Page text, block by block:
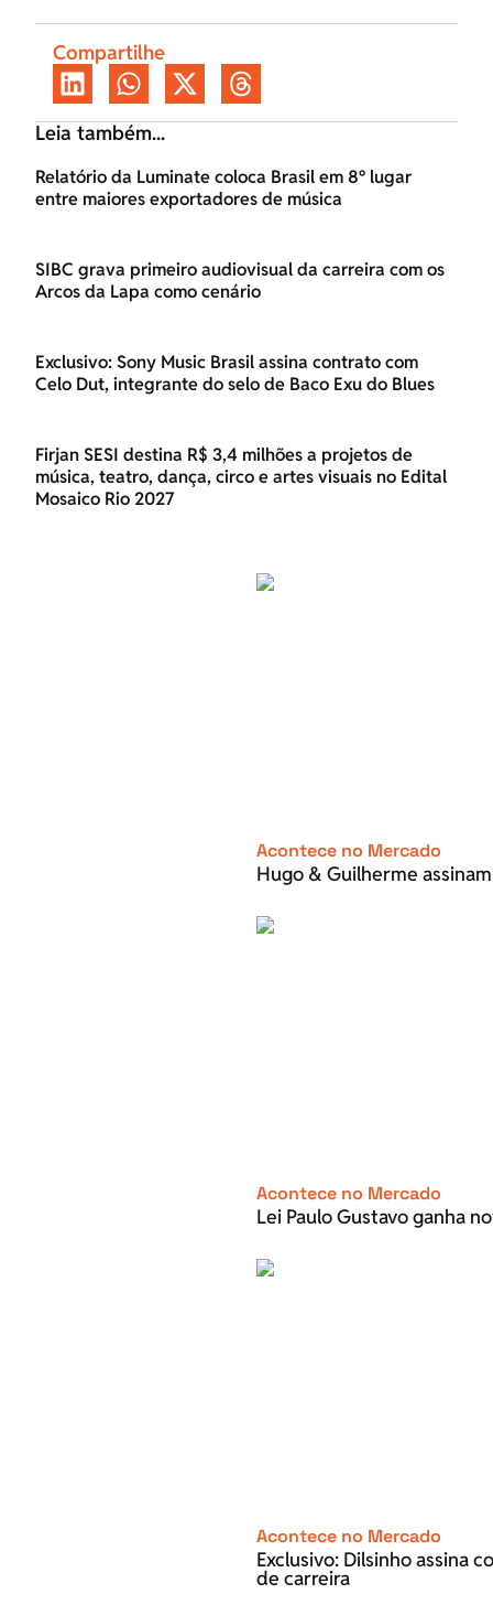
Compartilhe
Leia também...
Relatório da Luminate coloca Brasil em 8º lugar
entre maiores exportadores de música
SIBC grava primeiro audiovisual da carreira com os
Arcos da Lapa como cenário
Exclusivo: Sony Music Brasil assina contrato com
Celo Dut, integrante do selo de Baco Exu do Blues
Firjan SESI destina R$ 3,4 milhões a projetos de
música, teatro, dança, circo e artes visuais no Edital
Mosaico Rio 2027
Acontece no Mercado
Hugo & Guilherme
Acontece no Mercado
Lei Paulo Gustavo ganha
Acontece no Mercado
Exclusivo: Dilsinho assina
de carreira